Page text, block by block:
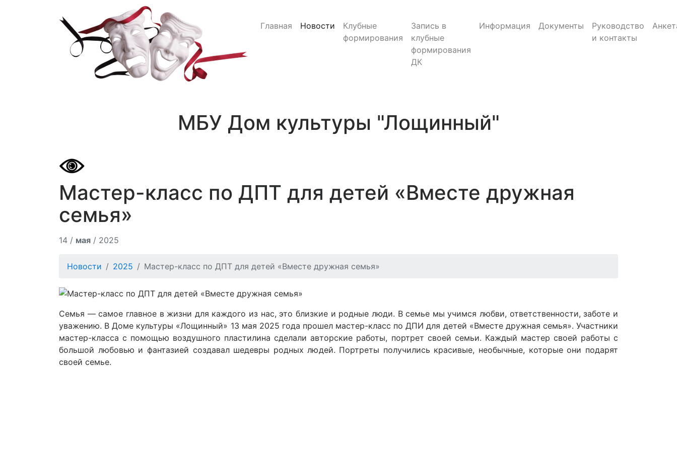
Главная Новости
Клубные
формирования
Запись в
клубные
формирования
ДК
Информация Документы
Руководство
и контакты
МБУ Дом культуры "Лощинный"
Мастер-класс по ДПТ для детей «Вместе дружная
семья»
14 / мая / 2025
Новости 2025 Мастер-класс по ДПТ для детей «Вместе дружная семья»
Семья — самое главное в жизни для каждого из нас, это близкие и родные люди. В семье мы учимся любви, ответственности, заботе и
уважению. В Доме культуры «Лощинный» 13 мая 2025 года прошел мастер-класс по ДПИ для детей «Вместе дружная семья». Участники
мастер-класса с помощью воздушного пластилина сделали авторские работы, портрет своей семьи. Каждый мастер своей работы с
большой любовью и фантазией создавал шедевры родных людей. Портреты получились красивые, необычные, которые они подарят
своей семье.